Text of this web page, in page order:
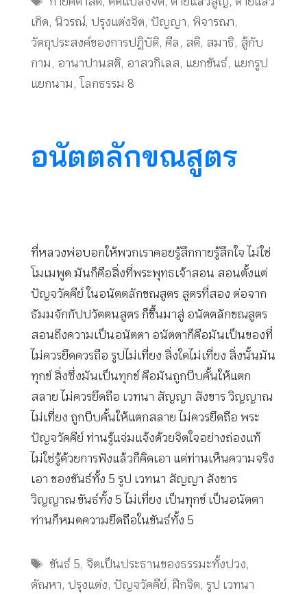
เกิด, นิวรณ์, ปรุงแต่งจิต, ปัญญา, พิจารณา,
วัตถุประสงค์ของการปฏิบัติ, ศีล, สติ, สมาธิ, สู้กับ
กาม, อานาปานสติ, อาสวกิเลส, แยกขันธ์, แยกรูป
แยกนาม, โลกธรรม 8
อนัตตลักขณสูตร
ที่หลวงพ่อบอกให้พวกเราคอยรู้สึกกายรู้สึกใจ ไม่ใช่
โมเมพูด มันก็คือสิ่งที่พระพุทธเจ้าสอน สอนตั้งแต่
ปัญจวัคคีย์ ในอนัตตลักขณสูตร สูตรที่สอง ต่อจาก
ธัมมจักกัปปวัตตนสูตร ก็ขึ้นมาสู่ อนัตตลักขณสูตร
สอนถึงความเป็นอนัตตา อนัตตาก็คือมันเป็นของที่
ไม่ควรยึดควรถือ รูปไม่เที่ยง สิ่งใดไม่เที่ยง สิ่งนั้นมัน
ทุกข์ สิ่งซึ่งมันเป็นทุกข์ คือมันถูกบีบคั้นให้แตก
สลาย ไม่ควรยึดถือ เวทนา สัญญา สังขาร วิญญาณ
ไม่เที่ยง ถูกบีบคั้นให้แตกสลาย ไม่ควรยึดถือ พระ
ปัญจวัคคีย์ ท่านรู้แจ่มแจ้งด้วยจิตใจอย่างถ่องแท้
ไม่ใช่รู้ด้วยการฟังแล้วก็คิดเอา แต่ท่านเห็นความจริง
เอา ของขันธ์ทั้ง 5 รูป เวทนา สัญญา สังขาร
วิญญาณ ขันธ์ทั้ง 5 ไม่เที่ยง เป็นทุกข์ เป็นอนัตตา
ท่านก็หมดความยึดถือในขันธ์ทั้ง 5
Tags
ขันธ์ 5, จิตเป็นประธานของธรรมะทั้งปวง,
ตัณหา, ปรุงแต่ง, ปัญจวัคคีย์, ฝึกจิต, รูป เวทนา